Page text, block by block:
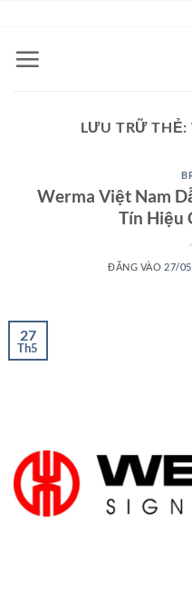
nội
LƯU TRỮ THẺ:
Werma Việt Nam
Tín Hiệu
ĐĂNG VÀO 27/
27
Th5